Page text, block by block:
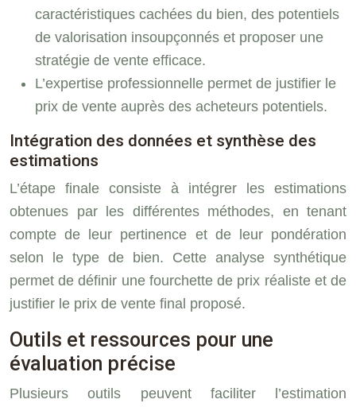
caractéristiques cachées du bien, des potentiels
de valorisation insoupçonnés et proposer une
stratégie de vente efficace.
L’expertise professionnelle permet de justifier le
prix de vente auprès des acheteurs potentiels.
Intégration des données et synthèse des
estimations
L’étape finale consiste à intégrer les estimations
obtenues par les différentes méthodes, en tenant
compte de leur pertinence et de leur pondération
selon le type de bien. Cette analyse synthétique
permet de définir une fourchette de prix réaliste et de
justifier le prix de vente final proposé.
Outils et ressources pour une
évaluation précise
Plusieurs outils peuvent faciliter l’estimation